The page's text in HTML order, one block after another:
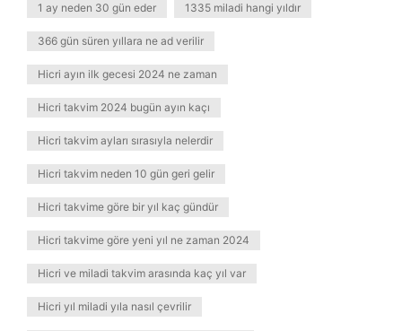
1 ay neden 30 gün eder 1335 miladi hangi yıldır
366 gün süren yıllara ne ad verilir
Hicri ayın ilk gecesi 2024 ne zaman
Hicri takvim 2024 bugün ayın kaçı
Hicri takvim ayları sırasıyla nelerdir
Hicri takvim neden 10 gün geri gelir
Hicri takvime göre bir yıl kaç gündür
Hicri takvime göre yeni yıl ne zaman 2024
Hicri ve miladi takvim arasında kaç yıl var
Hicri yıl miladi yıla nasıl çevrilir